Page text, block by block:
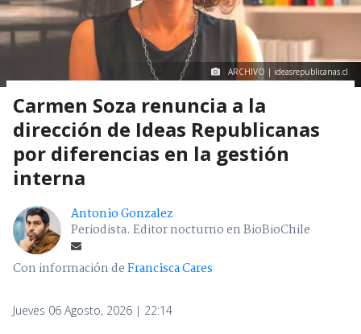
ARCHIVO | ideasrepublicanas.cl
Carmen Soza renuncia a la
dirección de Ideas Republicanas
por diferencias en la gestión
interna
Antonio Gonzalez
Periodista. Editor nocturno en BioBioChile
Con información deFrancisca Cares
Jueves 06 Agosto, 2026 | 22:14